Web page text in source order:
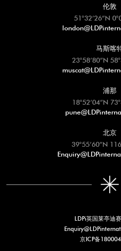
伦敦
51°32’26”N
马斯喀
23°58’80”N
浦那
18°52’04”N
北京
39°55’60”N
LDPi英国莱亭迪
京ICP备